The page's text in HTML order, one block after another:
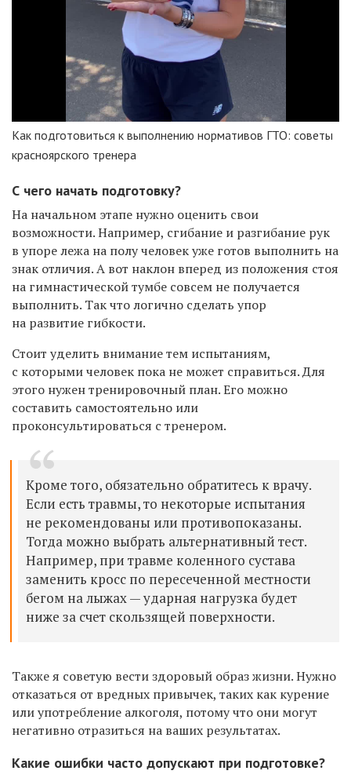
Как подготовиться к выполнению нормативов ГТО: советы
красноярского тренера
С чего начать подготовку?
На начальном этапе нужно оценить свои
возможности. Например, сгибание и разгибание рук
в упоре лежа на полу человек уже готов выполнить на
знак отличия. А вот наклон вперед из положения стоя
на гимнастической тумбе совсем не получается
выполнить. Так что логично сделать упор
на развитие гибкости.
Стоит уделить внимание тем испытаниям,
с которыми человек пока не может справиться. Для
этого нужен тренировочный план. Его можно
составить самостоятельно или
проконсультироваться с тренером.
Кроме того, обязательно обратитесь к врачу.
Если есть травмы, то некоторые испытания
не рекомендованы или противопоказаны.
Тогда можно выбрать альтернативный тест.
Например, при травме коленного сустава
заменить кросс по пересеченной местности
бегом на лыжах — ударная нагрузка будет
ниже за счет скользящей поверхности.
Также я советую вести здоровый образ жизни. Нужно
отказаться от вредных привычек, таких как курение
или употребление алкоголя, потому что они могут
негативно отразиться на ваших результатах.
Какие ошибки часто допускают при подготовке?